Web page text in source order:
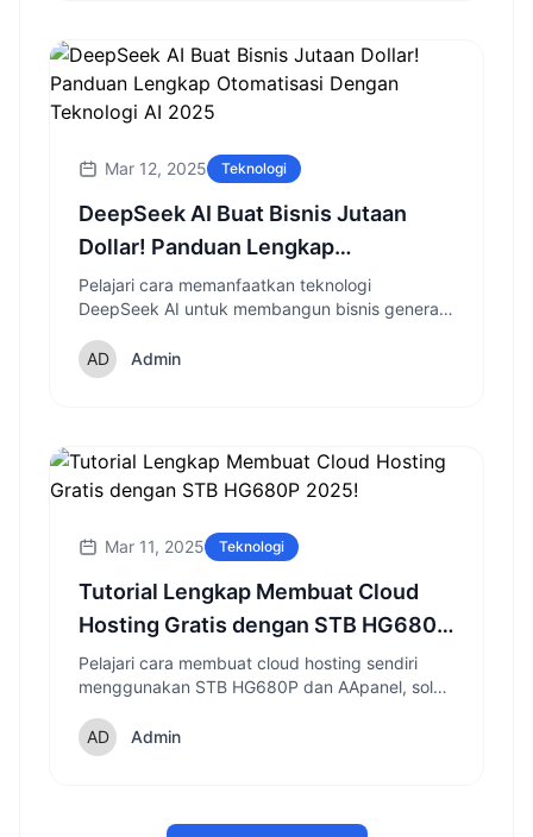
Mar 12, 2025 Teknologi
DeepSeek AI Buat Bisnis Jutaan
Dollar! Panduan Lengkap
Otomatisasi Dengan Teknologi AI
2025
Pelajari cara memanfaatkan teknologi
DeepSeek AI untuk membangun bisnis generasi
panduan lengkap strategi konversi tinggi.
Admin
Mar 11, 2025 Teknologi
Tutorial Lengkap Membuat Cloud
Hosting Gratis dengan STB HG680P
2025!
Pelajari cara membuat cloud hosting sendiri
menggunakan STB HG680P dan AApanel, solusi
24 jam nonstop.
Admin